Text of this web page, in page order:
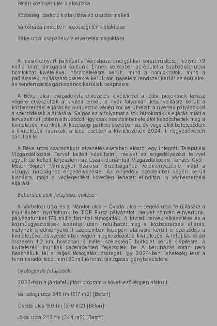
Péteri közösségi tér kialakítása
Közösségi parkoló kialakítása az uszoda mellett
Városháza pincében közösségi tér kialakítása
Béke utcai csapadékvíz elvezetés megoldása
A másik elnyert pályázat a Városháza energetikai korszerűsítése, melyre 79
millió forint támogatást kaptunk. Ennek keretében az épület a Szabadság utcai
homlokzat kivételével hőszigetelésre került, mind a homlokzatok, mind a
padlásterek, nyílászáró cserékre került sor, napelem rendszer került az épületre,
és kondenzációs gázkazánok kerültek beépítésre.
A Béke utcai csapadékvíz elvezetés kivételével a többi projektnek tavasz
végére elkészültek a kiviteli tervei, a nyár folyamán lebonyolításra került a
közbeszerzési eljárás és augusztus végén sor kerülhetett a nyertes pályázókkal
a szerződések aláírására. Sajnos ez a folyamat a sok bürokratikus eljárás miatt a
tervezettnél jobban elhúzódott, így csak szeptember elejétől kezdődhettek meg a
kivitelezési munkák. A közösségi parkoló esetében az év vége előtt befejeződtek
a kivitelezési munkák, a többi esetben a kivitelezések 2024. I. negyedévében
zárultak le.
A Béke utcai csapadékvíz elvezetés esetében először egy Integrált Települési
Vízgazdálkodási Tervet kellett készíttetni, melyet az engedélyezési tervvel
együtt be kellett terjeszteni az Észak-dunántúli Vízgazdálkodási Tanács Győr-
Moson-Sopron Vármegyei Szakmai Bizottságához véleményezésre, majd a
vízügyi hatósághoz engedélyezésre. Az engedély szeptember végén került
kiadásra, majd a véglegesítést követően lehetett elindítani a közbeszerzési
eljárást.
Belterületi utak felújítása, építése:
A Várbalogi utca és a Nándor utca – Óvoda utca – Legelő utca felújítására a
múlt évben nyújtottunk be TOP Plusz pályázatot, melyet szintén elnyertünk,
pályázatunkat 173 millió forinttal támogatták. A kiviteli tervek elkészítése és a
közműegyeztetések lezárása után indulhatott meg a közbeszerzési eljárás,
melynek eredményeként szeptember közepén aláírásra került a szerződés a
kivitelezővel és szeptember végén megkezdődött a kivitelezés. A felújítás során
összesen 1,2 km hosszban 6 méter szélességű burkolat került kiépítésre. A
kivitelezési munkák decemberben fejeződtek be. A beruházás során nem
használtuk fel a teljes támogatási összeget, így 2024-ben lehetőség lesz a
fennmaradó, több, mint 30 millió forint támogatás igénybevételére.
Gyalogjárda felújítások:
2023-ban a járdafelújítási program a következőképpen alakult:
Várbalogi utca 345 fm (517 m2) [Beton]
Óvoda utca 150 fm (210 m2) [Beton]
Jókai utca 246 fm (344 m2) [Beton]